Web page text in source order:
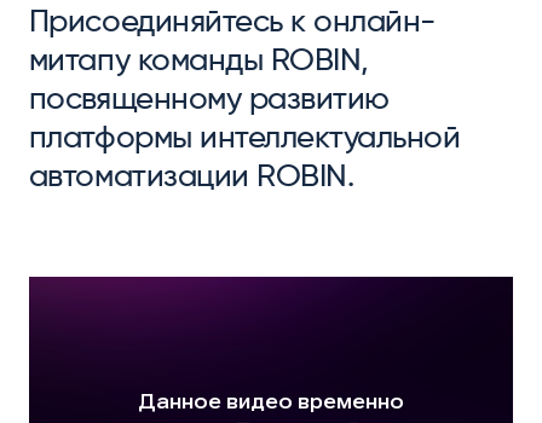
Присоединяйтесь к онлайн-
митапу команды ROBIN,
посвященному развитию
платформы интеллектуальной
автоматизации ROBIN.